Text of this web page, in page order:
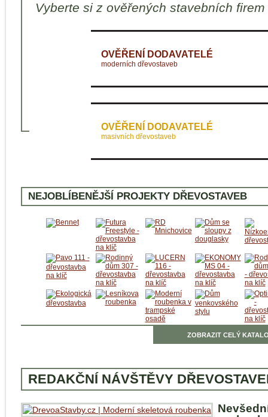
Vyberte si z ověřených stavebních firem
OVĚŘENÍ DODAVATELÉ
moderních dřevostaveb
OVĚŘENÍ DODAVATELÉ
masivních dřevostaveb
NEJOBLÍBENĚJŠÍ PROJEKTY DŘEVOSTAVEB
ZOBRAZIT CELÝ
REDAKČNÍ NÁVŠTĚVY